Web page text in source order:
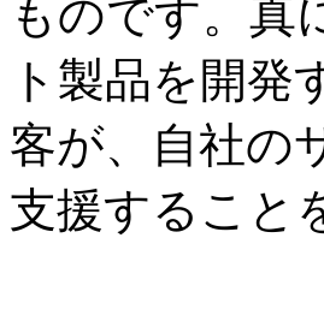
ものです。真
ト製品を開発
客が、自社の
支援すること